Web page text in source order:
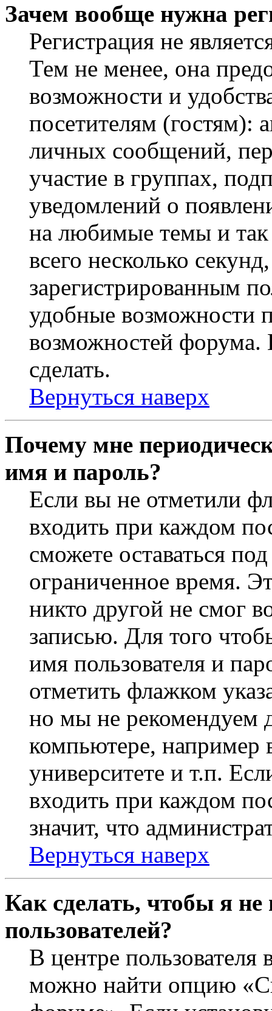
Зачем вообще нужна
Регистрация не
Тем не менее, она
возможности и
посетителям (гостям):
личных сообщений,
участие в группах,
уведомлений о
на любимые темы и так
всего несколько
зарегистрированным
удобные возможности
возможностей
сделать.
Вернуться наверх
Почему мне
имя и пароль?
Если вы не отметили
входить при каждом
сможете оставаться
ограниченное время.
никто другой не смог
записью. Для того
имя пользователя и
отметить флажком
но мы не рекомендуем
компьютере, например
университете и т.п.
входить при каждом
значит, что
Вернуться наверх
Как сделать, чтобы я
пользователей?
В центре
можно найти опцию